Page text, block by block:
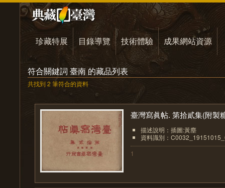
珍藏特展 目錄導覽 技術體驗 成果網站資源
符合關鍵詞 臺南 的藏品列表
共找到 2 筆符合的資料
臺灣寫眞帖. 第拾貳集(附製
描述說明：插圖:黃塵
資料識別：
1